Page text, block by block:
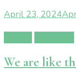
April 23, 2024
We are like